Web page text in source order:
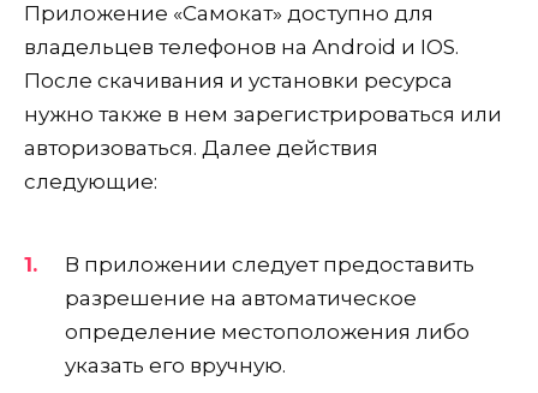
Приложение «Самокат» доступно для
владельцев телефонов на Android и IOS.
После скачивания и установки ресурса
нужно также в нем зарегистрироваться или
авторизоваться. Далее действия
следующие:
В приложении следует предоставить
разрешение на автоматическое
определение местоположения либо
указать его вручную.